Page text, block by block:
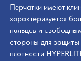
Перчатки имеют
характеризуется
пальцев и
стороны для защиты
плотности